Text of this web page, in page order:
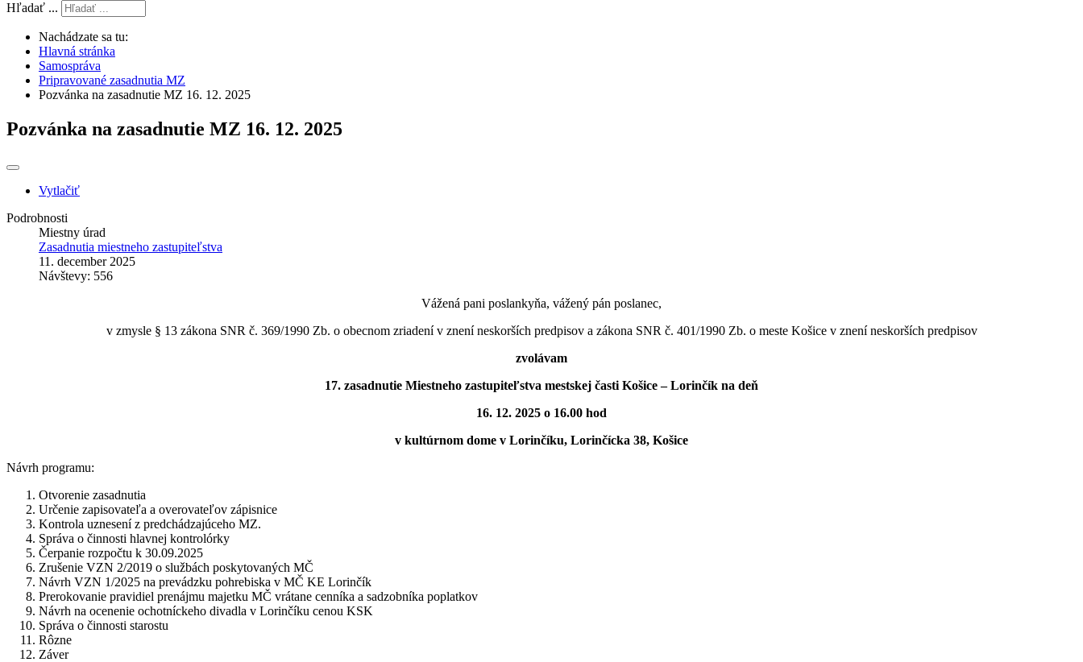
Hľadať ...
Nachádzate sa tu:
Hlavná stránka
Samospráva
Pripravované zasadnutia MZ
Pozvánka na zasadnutie MZ 16. 12. 2025
Pozvánka na zasadnutie MZ 16. 12. 2025
Vytlačiť
Podrobnosti
Miestny úrad
Zasadnutia miestneho zastupiteľstva
11. december 2025
Návštevy: 556
Vážená pani poslankyňa, vážený pán poslanec,
v zmysle § 13 zákona SNR č. 369/1990 Zb. o obecnom zriadení v znení neskorších predpisov a zákona SNR č. 401/1990 Zb. o meste Košice v znení neskorších predpisov
zvolávam
17. zasadnutie Miestneho zastupiteľstva mestskej časti Košice – Lorinčík na deň
16. 12. 2025 o 16.00 hod
v kultúrnom dome v Lorinčíku, Lorinčícka 38, Košice
Návrh programu:
Otvorenie zasadnutia
Určenie zapisovateľa a overovateľov zápisnice
Kontrola uznesení z predchádzajúceho MZ.
Správa o činnosti hlavnej kontrolórky
Čerpanie rozpočtu k 30.09.2025
Zrušenie VZN 2/2019 o službách poskytovaných MČ
Návrh VZN 1/2025 na prevádzku pohrebiska v MČ KE Lorinčík
Prerokovanie pravidiel prenájmu majetku MČ vrátane cenníka a sadzobníka poplatkov
Návrh na ocenenie ochotníckeho divadla v Lorinčíku cenou KSK
Správa o činnosti starostu
Rôzne
Záver